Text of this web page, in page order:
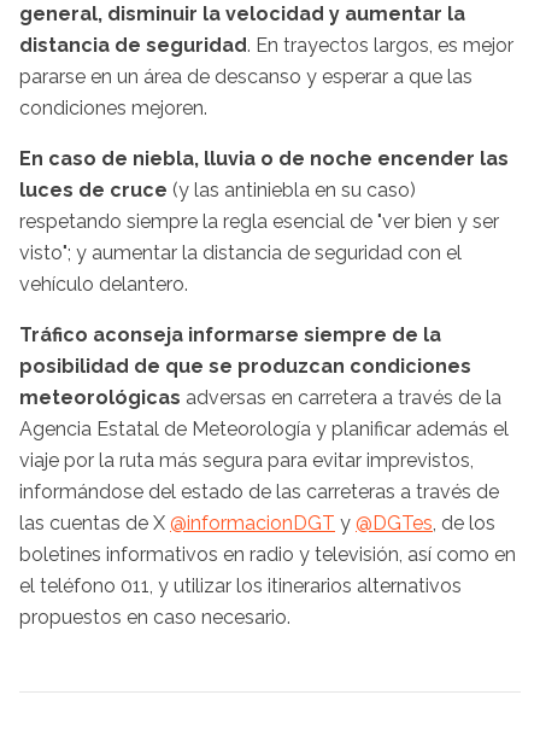
general, disminuir la velocidad y aumentar la
distancia de seguridad. En trayectos largos, es mejor
pararse en un área de descanso y esperar a que las
condiciones mejoren.
En caso de niebla, lluvia o de noche encender las
luces de cruce (y las antiniebla en su caso)
respetando siempre la regla esencial de "ver bien y ser
visto"; y aumentar la distancia de seguridad con el
vehículo delantero.
Tráfico aconseja informarse siempre de la
posibilidad de que se produzcan condiciones
meteorológicas adversas en carretera a través de la
Agencia Estatal de Meteorología y planificar además el
viaje por la ruta más segura para evitar imprevistos,
informándose del estado de las carreteras a través de
las cuentas de X @informacionDGT y @DGTes , de los
boletines informativos en radio y televisión, así como en
el teléfono 011, y utilizar los itinerarios alternativos
propuestos en caso necesario.